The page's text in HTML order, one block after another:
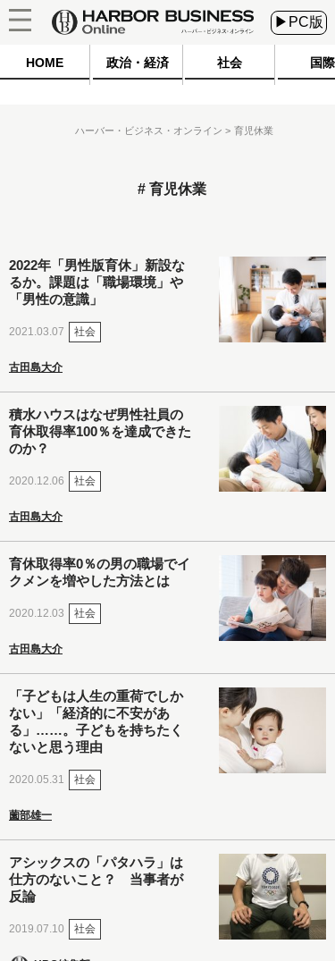
▶PC版
HOME 政治・経済 社会 国際
ハーバー・ビジネス・オンライン 育児休業
育児休業
2022年「男性版育休」新設な
るか。課題は「職場環境」や
「男性の意識」
2021.03.07 社会
古田島大介
積水ハウスはなぜ男性社員の
育休取得率100％を達成できた
のか？
2020.12.06 社会
古田島大介
育休取得率0％の男の職場でイ
クメンを増やした方法とは
2020.12.03 社会
古田島大介
「子どもは人生の重荷でしか
ない」「経済的に不安があ
る」……。子どもを持ちたく
ないと思う理由
2020.05.31 社会
薗部雄一
アシックスの「パタハラ」は
仕方のないこと？ 当事者が
反論
2019.07.10 社会